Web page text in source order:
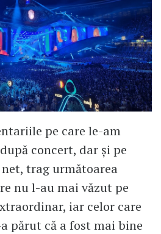
pe care le-am
concert, dar și pe
trag următoarea
nu l-au mai văzut pe
iar celor care
părut că a fost mai bine